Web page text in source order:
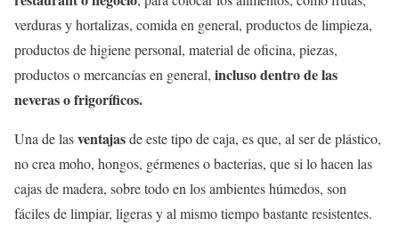
verduras y hortalizas, comida en general, productos de limpieza,
productos de higiene personal, material de oficina, piezas,
productos o mercancías en general, incluso dentro de las
neveras o frigoríficos.
Una de lasventajasde este tipo de caja, es que, al ser de plástico,
no crea moho, hongos, gérmenes o bacterias, que si lo hacen las
cajas de madera, sobre todo en los ambientes húmedos, son
fáciles de limpiar, ligeras y al mismo tiempo bastante resistentes.